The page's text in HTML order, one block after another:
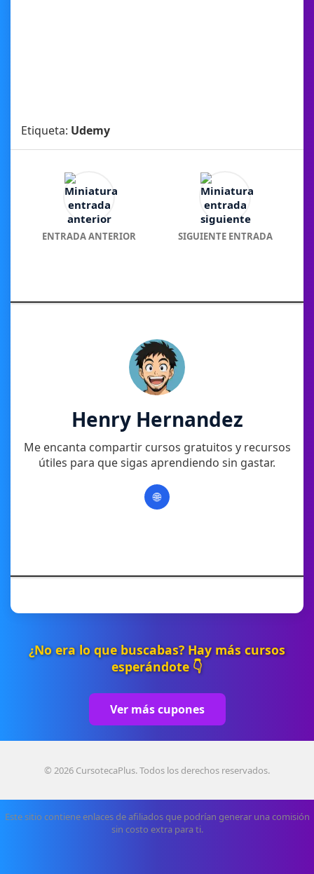
Etiqueta: Udemy
ENTRADA ANTERIOR SIGUIENTE ENTRADA
Henry Hernandez
Me encanta compartir cursos gratuitos y recursos
útiles para que sigas aprendiendo sin gastar.
🌐
¿No era lo que buscabas? Hay más cursos
esperándote 👇
Ver más cupones
© 2026 CursotecaPlus. Todos los derechos reservados.
Este sitio contiene enlaces de afiliados que podrían generar una comisión
sin costo extra para ti.